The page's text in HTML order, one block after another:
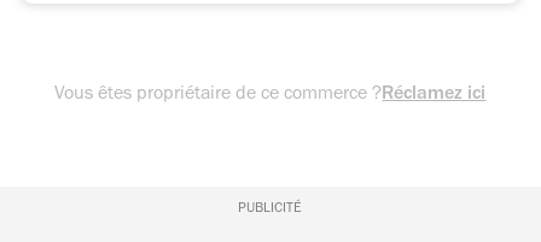
Vous êtes propriétaire de ce commerce ?Réclamez ici
PUBLICITÉ